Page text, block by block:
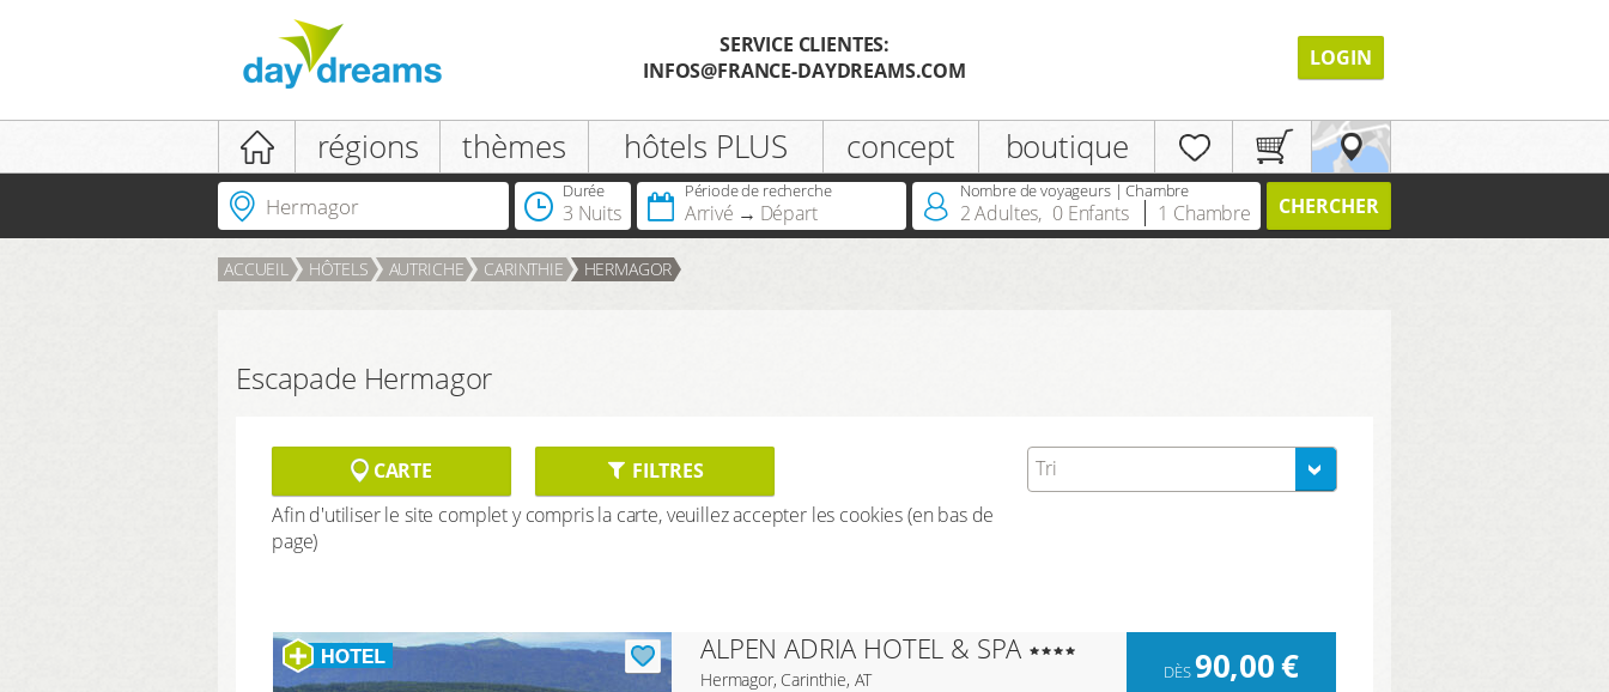
Se connecter
SE CONNECTER
Enregistrer
Civilité
Vous possédez déjà une carte
SERVICE CLIENTES:
INFOS@FRANCE-DAYDREAMS.COM
LOGIN
régions thèmes hôtels PLUS concept boutique
Durée
3 Nuits
Période de recherche
Arrivé Départ
Nombre de voyageurs | Chambre
2 Adultes, 0 Enfants 1 Chambre CHERCHER
ACCUEIL HÔTELS AUTRICHE CARINTHIE HERMAGOR
Escapade Hermagor
CARTE
FILTRES
Afin d'utiliser le site complet y compris la carte, veuillez accepter les cookies (en bas de
page)
Tri
ALPEN ADRIA HOTEL & SPA
Hermagor, Carinthie, AT
DÈS90,00€